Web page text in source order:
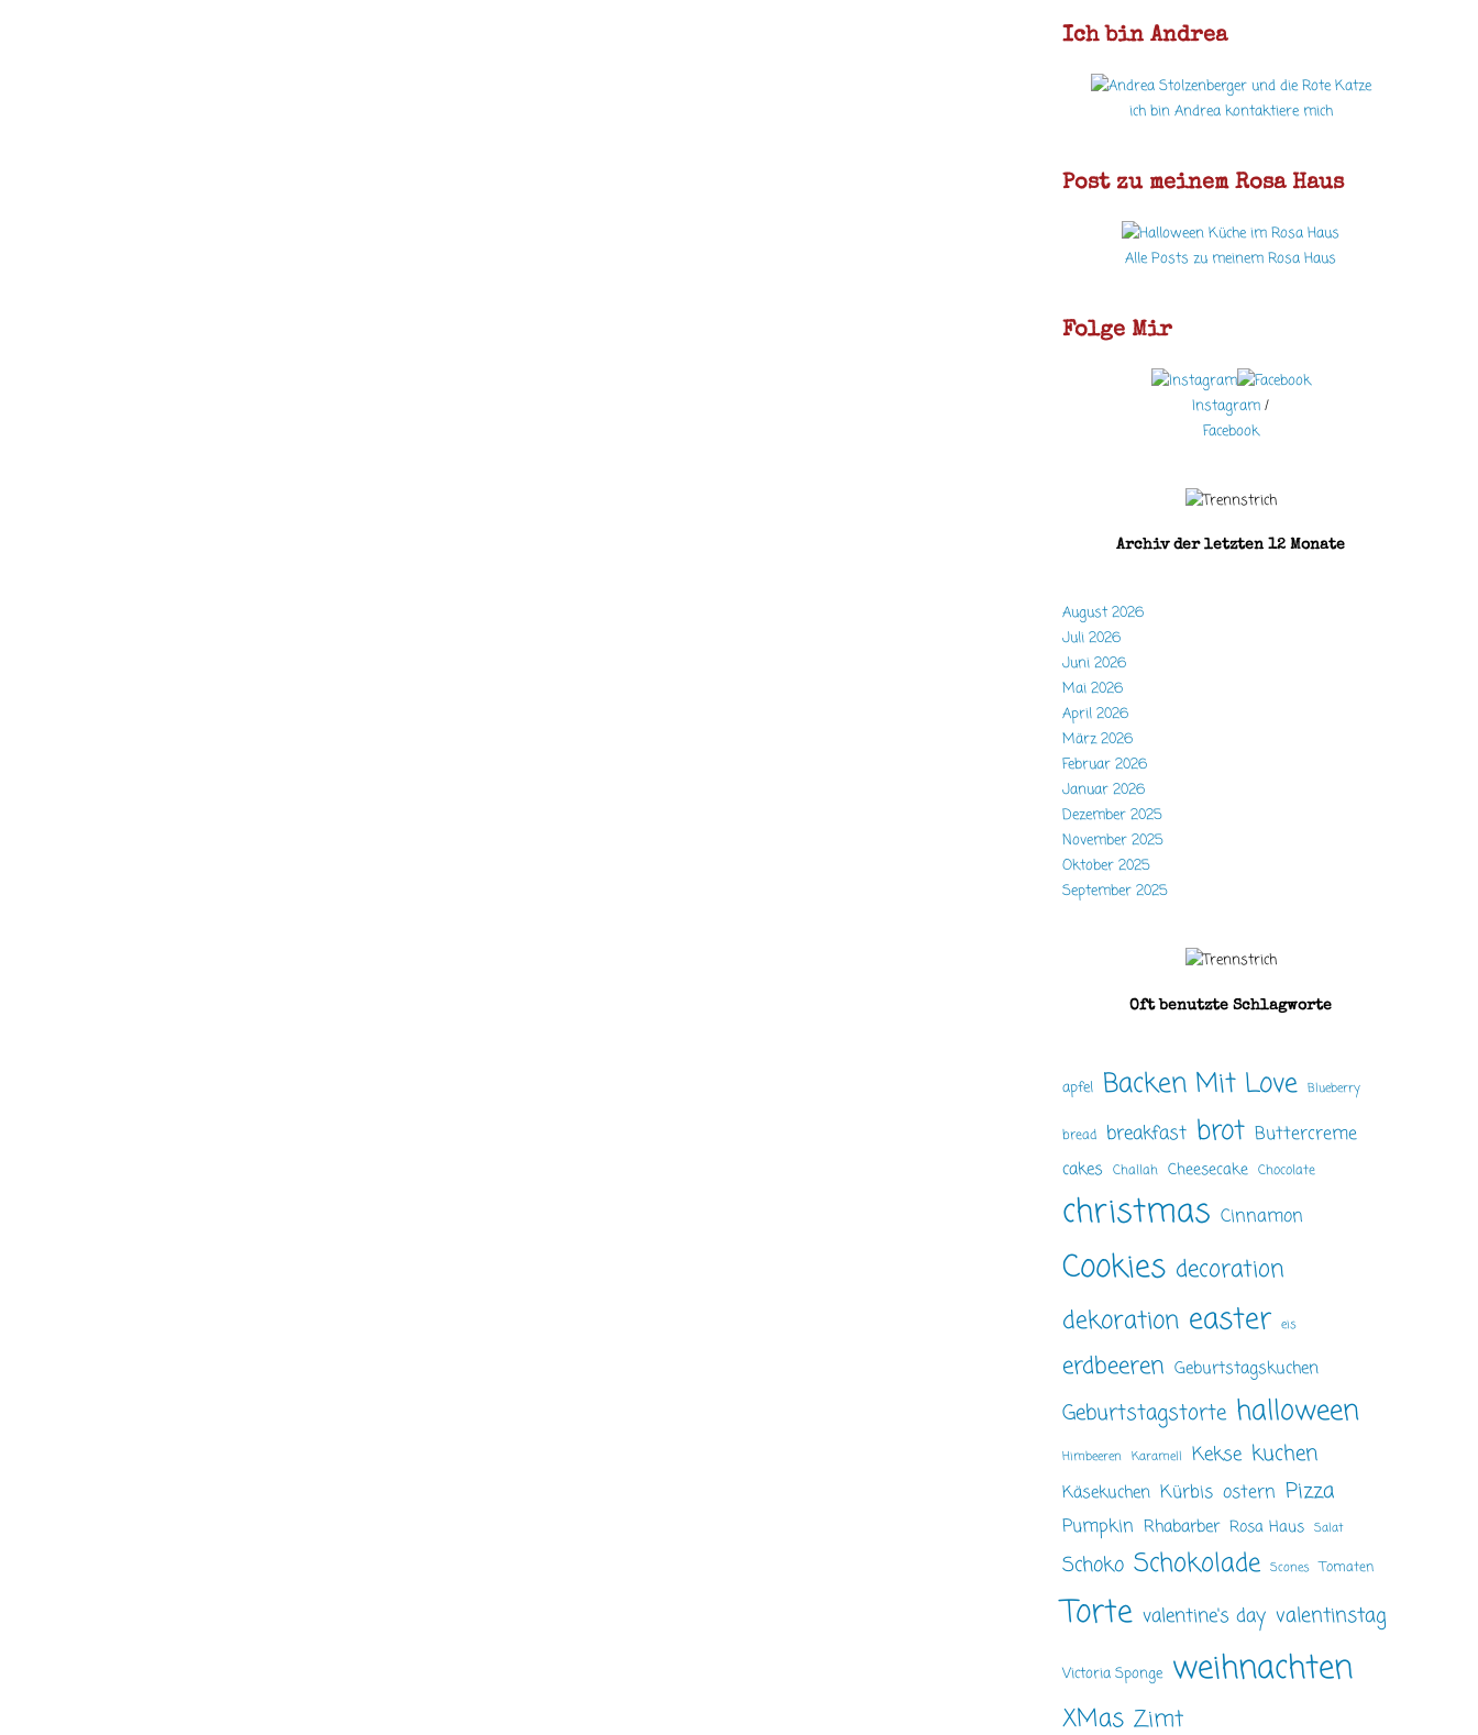
Ich bin Andrea
ich bin Andrea kontaktiere mich
Post zu meinem Rosa Haus
Alle Posts zu meinem Rosa Haus
Folge Mir
Instagram /
Facebook
Archiv der letzten 12 Monate
August 2026
Juli 2026
Juni 2026
Mai 2026
April 2026
März 2026
Februar 2026
Januar 2026
Dezember 2025
November 2025
Oktober 2025
September 2025
Oft benutzte Schlagworte
apfel Backen Mit Love Blueberry
bread breakfast brot Buttercreme
cakes Challah Cheesecake Chocolate
christmas Cinnamon
Cookies decoration
dekoration easter eis
erdbeeren Geburtstagskuchen
Geburtstagstorte halloween
Himbeeren Karamell Kekse kuchen
Käsekuchen Kürbis ostern Pizza
Pumpkin Rhabarber Rosa Haus Salat
Schoko Schokolade Scones Tomaten
Torte valentine's day valentinstag
Victoria Sponge weihnachten
XMas Zimt